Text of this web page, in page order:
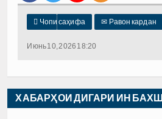
 Чопи саҳифа ✉ Равон кардан
Июнь 10, 2026 18:20
ХАБАРҲОИ ДИГАРИ ИН БАХШ